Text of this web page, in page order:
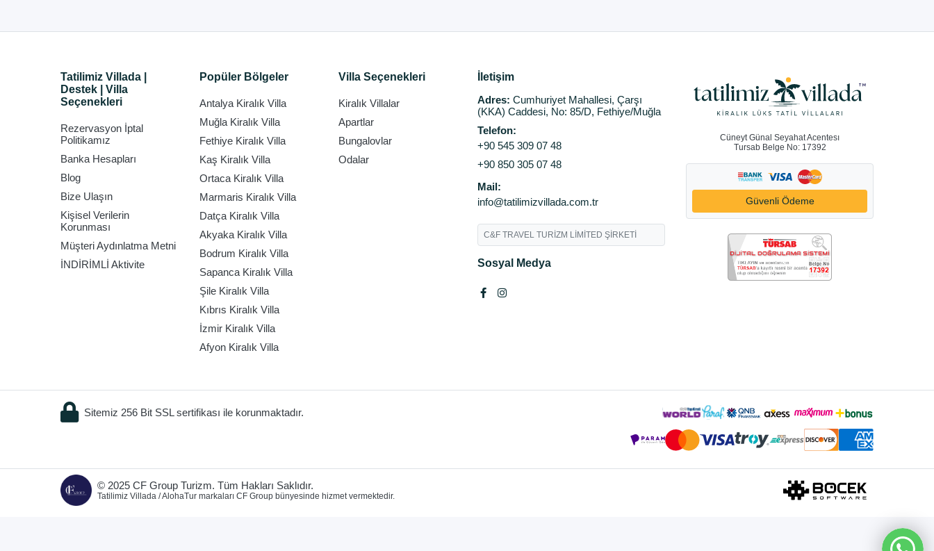
Tatilimiz Villada |
Destek | Villa
Seçenekleri
Rezervasyon İptal
Politikamız
Banka Hesapları
Blog
Bize Ulaşın
Kişisel Verilerin
Korunması
Müşteri Aydınlatma Metni
İNDİRİMLİ Aktivite
Popüler Bölgeler
Antalya Kiralık Villa
Muğla Kiralık Villa
Fethiye Kiralık Villa
Kaş Kiralık Villa
Ortaca Kiralık Villa
Marmaris Kiralık Villa
Datça Kiralık Villa
Akyaka Kiralık Villa
Bodrum Kiralık Villa
Sapanca Kiralık Villa
Şile Kiralık Villa
Kıbrıs Kiralık Villa
İzmir Kiralık Villa
Afyon Kiralık Villa
Villa Seçenekleri
Kiralık Villalar
Apartlar
Bungalovlar
Odalar
İletişim
Adres: Cumhuriyet Mahallesi, Çarşı
(KKA) Caddesi, No: 85/D, Fethiye/Muğla
Telefon:
+90 545 309 07 48
+90 850 305 07 48
Mail:
info@tatilimizvillada.com.tr
C&F TRAVEL TURİZM LİMİTED ŞİRKETİ
Sosyal Medya
Cüneyt Günal Seyahat Acentesı
Tursab Belge No: 17392
Güvenli Ödeme
Sitemiz 256 Bit SSL sertifikası ile korunmaktadır.
© 2025 CF Group Turizm. Tüm Hakları Saklıdır.
Tatilimiz Villada / AlohaTur markaları CF Group bünyesinde hizmet vermektedir.